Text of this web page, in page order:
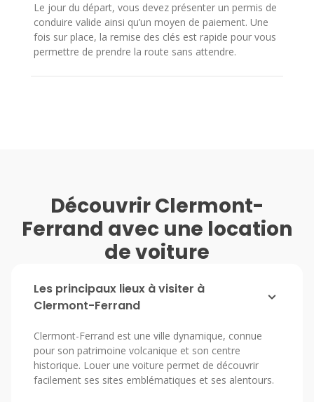
Le jour du départ, vous devez présenter un permis de
conduire valide ainsi qu’un moyen de paiement. Une
fois sur place, la remise des clés est rapide pour vous
permettre de prendre la route sans attendre.
Découvrir Clermont-
Ferrand avec une location
de voiture
Les principaux lieux à visiter à
Clermont-Ferrand
Clermont-Ferrand est une ville dynamique, connue
pour son patrimoine volcanique et son centre
historique. Louer une voiture permet de découvrir
facilement ses sites emblématiques et ses alentours.